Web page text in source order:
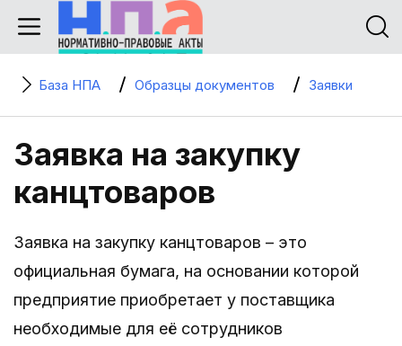
База НПА Образцы документов Заявки
Заявка на закупку
канцтоваров
Заявка на закупку канцтоваров – это
официальная бумага, на основании которой
предприятие приобретает у поставщика
необходимые для её сотрудников